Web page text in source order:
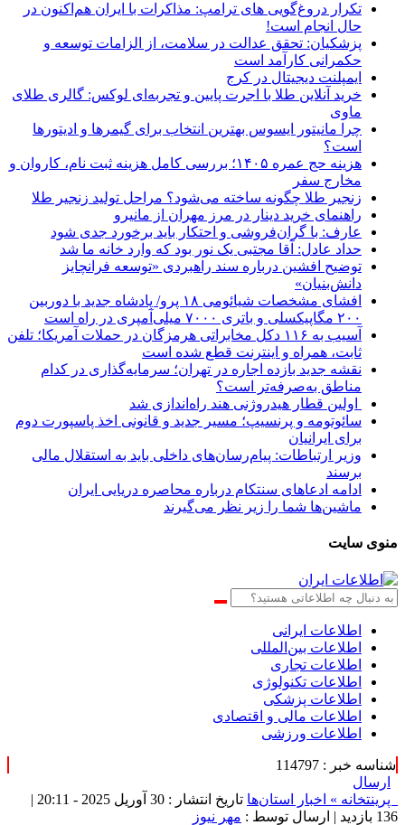
تکرار دروغ‌گویی های ترامپ: مذاکرات با ایران هم‌اکنون در
حال انجام است!
پزشکیان: تحقق عدالت در سلامت، از الزامات توسعه و
حکمرانی کارآمد است
ایمپلنت دیجیتال در کرج
خرید آنلاین طلا با اجرت پایین و تجربه‌ای لوکس: گالری طلای
ماوی
چرا مانیتور ایسوس بهترین انتخاب برای گیمرها و ادیتورها
است؟
هزینه حج عمره ۱۴۰۵؛ بررسی کامل هزینه ثبت نام، کاروان و
مخارج سفر
زنجیر طلا چگونه ساخته می‌شود؟ مراحل تولید زنجیر طلا
راهنمای خرید دینار در مرز مهران از مانیرو
عارف: با گران‌فروشی و احتکار باید برخورد جدی شود
حداد عادل: آقا مجتبی یک نور بود که وارد خانه ما شد
توضیح افشین درباره سند راهبردی «توسعه فرانچایز
دانش‌بنیان»
افشای مشخصات شیائومی ۱۸ پرو/ پادشاه جدید با دوربین
۲۰۰ مگاپیکسلی و باتری ۷۰۰۰ میلی‌آمپری در راه است
آسیب به ۱۱۶ دکل مخابراتی هرمزگان در حملات آمریکا؛ تلفن
ثابت، همراه و اینترنت ‌قطع شده است
نقشه جدید بازده اجاره در تهران؛ سرمایه‌گذاری در کدام
مناطق به‌صرفه‌تر است؟
اولین قطار هیدروژنی هند راه‌اندازی شد
سائوتومه و پرنسیپ؛ مسیر جدید و قانونی اخذ پاسپورت دوم
برای ایرانیان
وزیر ارتباطات: پیام‌رسان‌های داخلی باید به استقلال مالی
برسند
ادامه ادعاهای سنتکام درباره محاصره دریایی ایران
ماشین‌ها شما را زیر نظر می‌گیرند
منوی سایت
اطلاعات‌ ‎ایرانی
اطلاعات بین‌المللی
اطلاعات تجاری
اطلاعات تکنولوژی
اطلاعات پزشکی
اطلاعات مالی و اقتصادی
اطلاعات ورزشی
شناسه خبر : 114797
ارسال
پرینتخانه » اخبار استان‌ها تاریخ انتشار : 30 آوریل 2025 - 20:11 |
136 بازدید
| ارسال توسط : مهر نیوز